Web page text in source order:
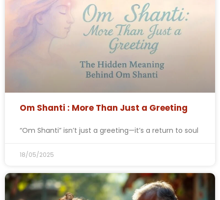
Om Shanti : More Than Just a Greeting
“Om Shanti” isn’t just a greeting—it’s a return to soul
18/05/2025